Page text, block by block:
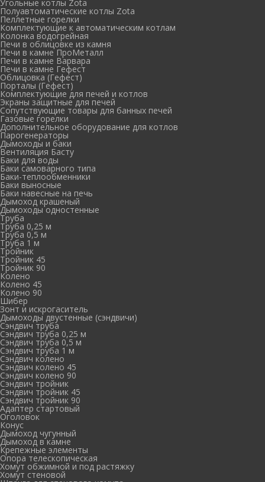
Угольные котлы Zota
Полуавтоматические котлы Zota
Пеллетные горелки
Комплектующие к автоматическим котлам
Колонка водогрейная
Печи в облицовке из камня
Печи в камне ПроМеталл
Печи в камне Варвара
Печи в камне Гефест
Облицовка (Гефест)
Порталы (Гефест)
Комплектующие для печей и котлов
Экраны защитные для печей
Сопутствующие товары для банных печей
Газовые горелки
Дополнительное оборудование для котлов
Парогенераторы
Дымоходы и баки
Вентиляция Басту
Баки для воды
Баки самоварного типа
Баки-теплообменники
Баки выносные
Баки навесные на печь
Дымоход крашеный
Дымоходы одностенные
Труба
Труба 0,25 м
Труба 0,5 м
Труба 1 м
Тройник
Тройник 45
Тройник 90
Колено
Колено 45
Колено 90
Шибер
Зонт и искрогаситель
Дымоходы двустенные (сэндвичи)
Сэндвич труба
Сэндвич труба 0,25 м
Сэндвич труба 0,5 м
Сэндвич труба 1 м
Сэндвич колено
Сэндвич колено 45
Сэндвич колено 90
Сэндвич тройник
Сэндвич тройник 45
Сэндвич тройник 90
Адаптер стартовый
Оголовок
Конус
Дымоход чугунный
Дымоход в камне
Крепежные элементы
Опора телескопическая
Хомут обжимной и под растяжку
Хомут стеновой